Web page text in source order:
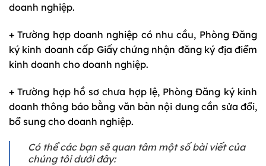
doanh nghiệp.
+ Trường hợp doanh nghiệp có nhu cầu, Phòng Đăng
ký kinh doanh cấp Giấy chứng nhận đăng ký địa điểm
kinh doanh cho doanh nghiệp.
+ Trường hợp hồ sơ chưa hợp lệ, Phòng Đăng ký kinh
doanh thông báo bằng văn bản nội dung cần sửa đổi,
bổ sung cho doanh nghiệp.
Có thể các bạn sẽ quan tâm một số bài viết của
chúng tôi dưới đây: